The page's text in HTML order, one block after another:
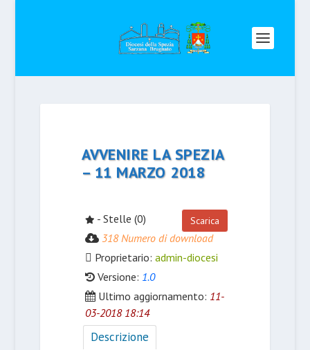
AVVENIRE LA SPEZIA
– 11 MARZO 2018
Scarica
- Stelle (0)
318 Numero di download
Proprietario: admin-diocesi
Versione: 1.0
Ultimo aggiornamento: 11-
03-2018 18:14
Descrizione